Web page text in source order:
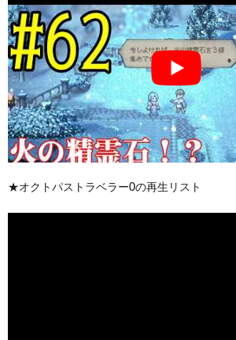
★オクトパストラベラー0の再生リスト